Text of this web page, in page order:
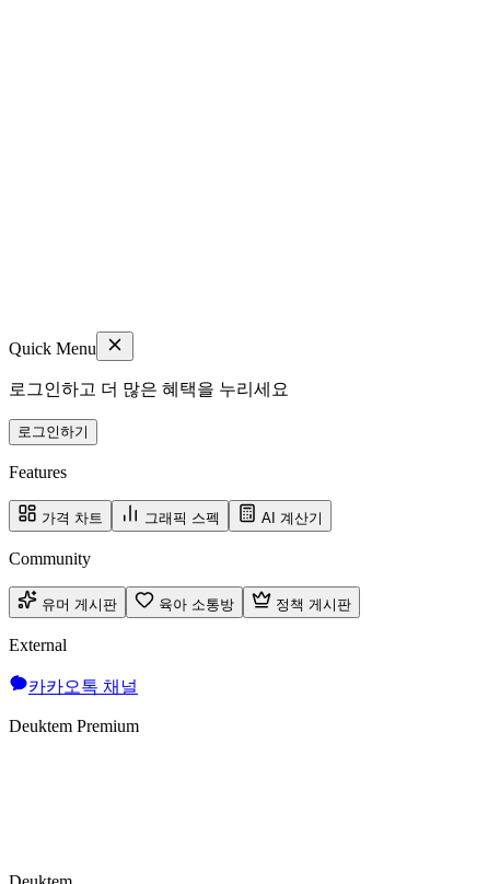
Quick Menu
로그인하고 더 많은 혜택을 누리세요
로그인하기
Features
가격 차트 그래픽 스펙 AI 계산기
Community
유머 게시판 육아 소통방 정책 게시판
External
카카오톡 채널
Deuktem Premium